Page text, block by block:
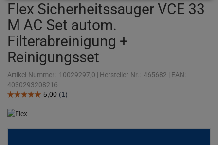
Flex Sicherheitssauger VCE 33
M AC Set autom.
Filterabreinigung +
Reinigungsset
Artikel-Nummer: 10029297;0 | Hersteller-Nr.: 465682 | EAN:
4030293208216